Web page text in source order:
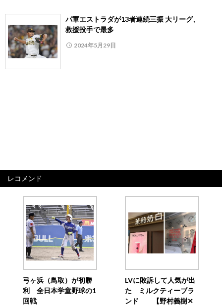
パ軍エストラダが13者連続三振 大リーグ、
救援投手で最多
2024年5月29日
レコメンド
弓ヶ浜（鳥取）が初勝
利 全日本学童野球の1
回戦
LVに敗訴して人気が出
た ミルクティーブラ
ンド 【野村義樹✕